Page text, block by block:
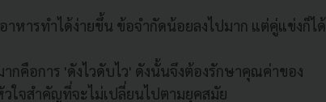
หารทำได้ง่ายขึ้น ข้อจำกัดน้อยลงไปมาก แต่คู่แข่งก็ได้
กคือการ 'ดังไวดับไว' ดังนั้นจึงต้องรักษาคุณค่าของ
ใจสำคัญที่จะไม่เปลี่ยนไปตามยุคสมัย